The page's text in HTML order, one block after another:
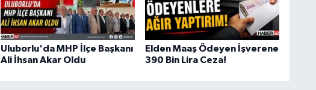
Uluborlu'da MHP İlçe Başkanı
Ali İhsan Akar Oldu
Elden Maaş Ödeyen İşverene
390 Bin Lira Ceza!